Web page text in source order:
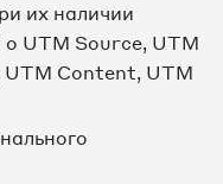
их наличии
о UTM Source, UTM
UTM Content, UTM